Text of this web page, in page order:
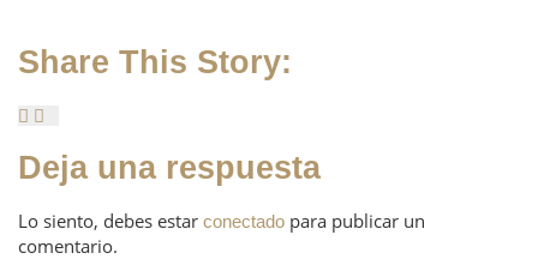
Share This Story:
Deja una respuesta
Lo siento, debes estar conectado para publicar un
comentario.